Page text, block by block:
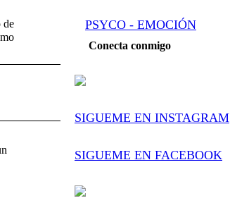
de
PSYCO - EMOCIÓN
Conecta conmigo
SIGUEME EN INSTAGRAM
SIGUEME EN FACEBOOK